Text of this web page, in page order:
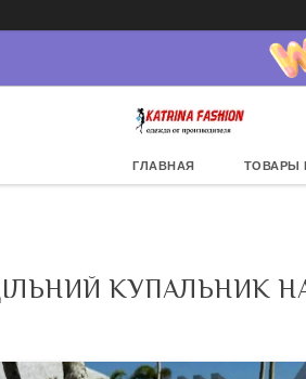
ГЛАВНАЯ ТОВАРЫ
КУПАЛЬНИК